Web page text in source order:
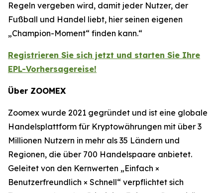
Regeln vergeben wird, damit jeder Nutzer, der
Fußball und Handel liebt, hier seinen eigenen
„Champion-Moment“ finden kann.“
Registrieren Sie sich jetzt und starten Sie Ihre
EPL-Vorhersagereise!
Über ZOOMEX
Zoomex wurde 2021 gegründet und ist eine globale
Handelsplattform für Kryptowährungen mit über 3
Millionen Nutzern in mehr als 35 Ländern und
Regionen, die über 700 Handelspaare anbietet.
Geleitet von den Kernwerten „Einfach ×
Benutzerfreundlich × Schnell“ verpflichtet sich